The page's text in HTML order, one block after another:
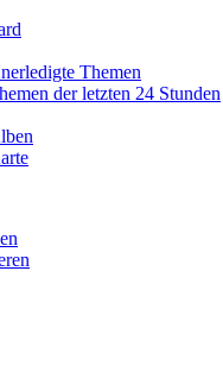
Themen
der letzten 24 Stunden